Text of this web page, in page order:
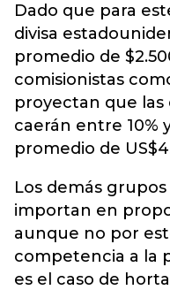
Dado que para
divisa
promedio de
comisionistas
proyectan que
caerán entre 10%
promedio de
Los demás
importan en
aunque no por
competencia a la
es el caso de